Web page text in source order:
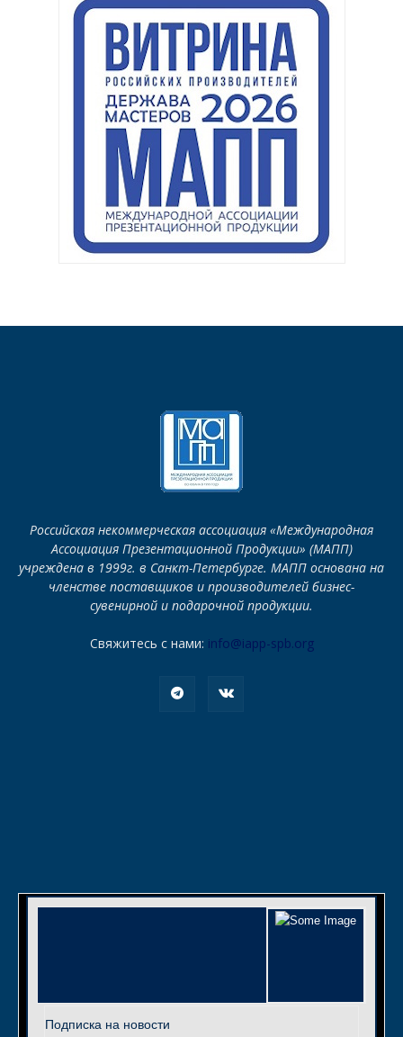
Российская некоммерческая ассоциация «Международная
Ассоциация Презентационной Продукции» (МАПП)
учреждена в 1999г. в Санкт-Петербурге. МАПП основана на
членстве поставщиков и производителей бизнес-
сувенирной и подарочной продукции.
Свяжитесь с нами: info@iapp-spb.org
Подписка на новости